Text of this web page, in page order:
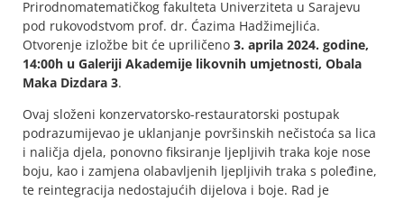
Prirodnomatematičkog fakulteta Univerziteta u Sarajevu
pod rukovodstvom prof. dr. Ćazima Hadžimejlića.
Otvorenje izložbe bit će upriličeno 3. aprila 2024. godine,
14:00h u Galeriji Akademije likovnih umjetnosti, Obala
Maka Dizdara 3.
Ovaj složeni konzervatorsko-restauratorski postupak
podrazumijevao je uklanjanje površinskih nečistoća sa lica
i naličja djela, ponovno fiksiranje ljepljivih traka koje nose
boju, kao i zamjena olabavljenih ljepljivih traka s poleđine,
te reintegracija nedostajućih dijelova i boje. Rad je